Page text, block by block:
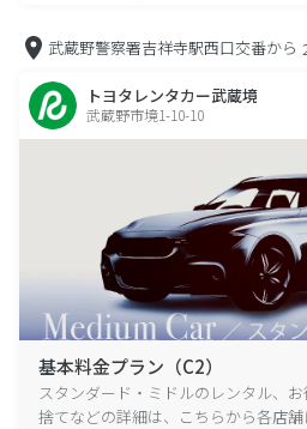
武蔵野警察署吉祥寺駅西口交番から
トヨタレンタカー武蔵境
武蔵野市境1-10-10
基本料金プラン（C2）
スタンダード・ミドルのレンタル、
捨てなどの詳細は、こちらから各店舗